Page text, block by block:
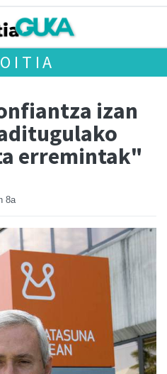
izan
erremintak"
8a